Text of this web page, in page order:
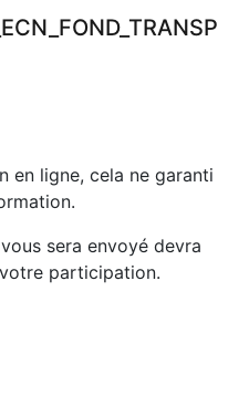
en ligne, cela ne garanti
sera envoyé devra
participation.